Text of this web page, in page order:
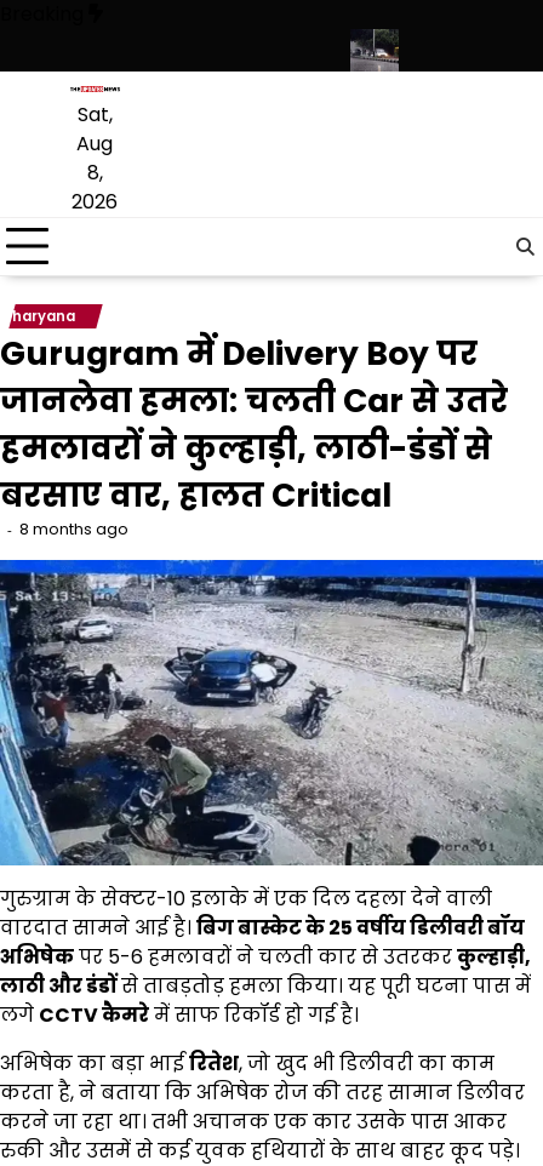
content
Sat,
Aug
8,
2026
haryana
Gurugram में Delivery Boy पर
जानलेवा हमला: चलती Car से उतरे
हमलावरों ने कुल्हाड़ी, लाठी-डंडों से
बरसाए वार, हालत Critical
8 months ago
गुरुग्राम के सेक्टर-10 इलाके में एक दिल दहला देने वाली
वारदात सामने आई है। बिग बास्केट के25वर्षीय डिलीवरी बॉय
अभिषेकपर 5-6 हमलावरों ने चलती कार से उतरकरकुल्हाड़ी,
लाठी और डंडोंसे ताबड़तोड़ हमला किया। यह पूरी घटना पास में
लगे CCTVकैमरेमें साफ रिकॉर्ड हो गई है।
अभिषेक का बड़ा भाईरितेश, जो खुद भी डिलीवरी का काम
करता है, ने बताया कि अभिषेक रोज की तरह सामान डिलीवर
करने जा रहा था। तभी अचानक एक कार उसके पास आकर
रुकी और उसमें से कई युवक हथियारों के साथ बाहर कूद पड़े।